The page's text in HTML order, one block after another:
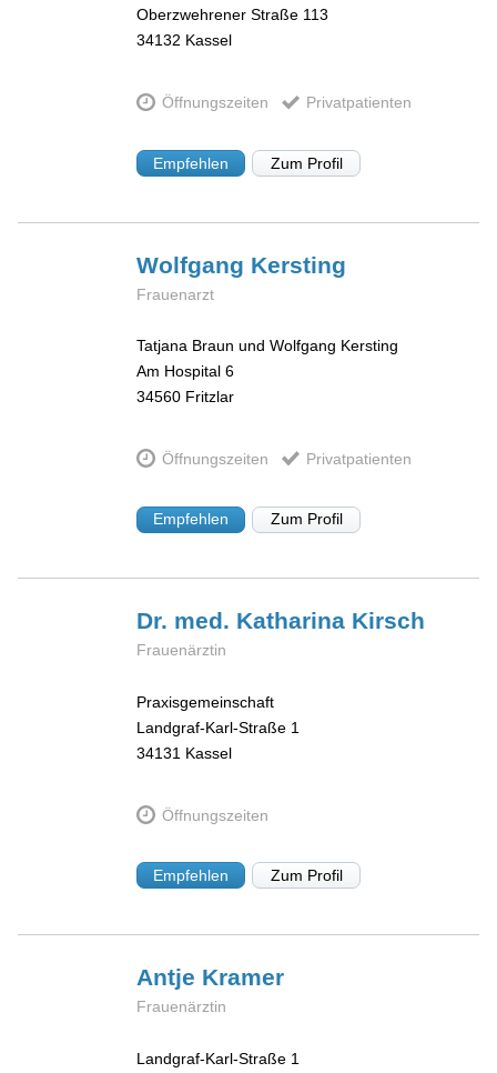
Oberzwehrener Straße 113
34132 Kassel
Öffnungszeiten Privatpatienten
Empfehlen Zum Profil
Wolfgang Kersting
Frauenarzt
Tatjana Braun und Wolfgang Kersting
Am Hospital 6
34560 Fritzlar
Öffnungszeiten Privatpatienten
Empfehlen Zum Profil
Dr. med. Katharina Kirsch
Frauenärztin
Praxisgemeinschaft
Landgraf-Karl-Straße 1
34131 Kassel
Öffnungszeiten
Empfehlen Zum Profil
Antje Kramer
Frauenärztin
Landgraf-Karl-Straße 1